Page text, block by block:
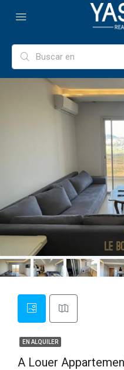
EN ALQUILER
A Louer